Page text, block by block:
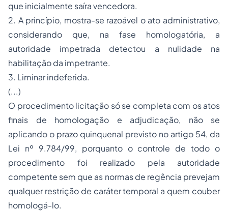
que inicialmente saíra vencedora.
2. A princípio, mostra-se razoável o ato administrativo,
considerando que, na fase homologatória, a
autoridade impetrada detectou a nulidade na
habilitação da impetrante.
3. Liminar indeferida.
(...)
O procedimento licitação só se completa com os atos
finais de homologação e adjudicação, não se
aplicando o prazo quinquenal previsto no artigo 54, da
Lei nº 9.784/99, porquanto o controle de todo o
procedimento foi realizado pela autoridade
competente sem que as normas de regência prevejam
qualquer restrição de caráter temporal a quem couber
homologá-lo.